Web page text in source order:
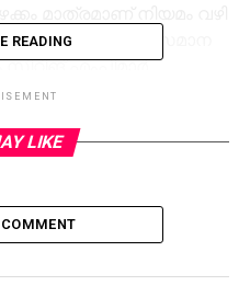
നിലപാട്. സമാന
എംപിമാര്‍
സര്‍ക്കാര്‍
സമര്‍പ്പിച്ച
READING
LIKE